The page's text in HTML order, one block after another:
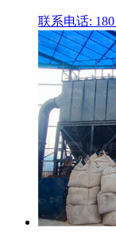
联系电话: 180